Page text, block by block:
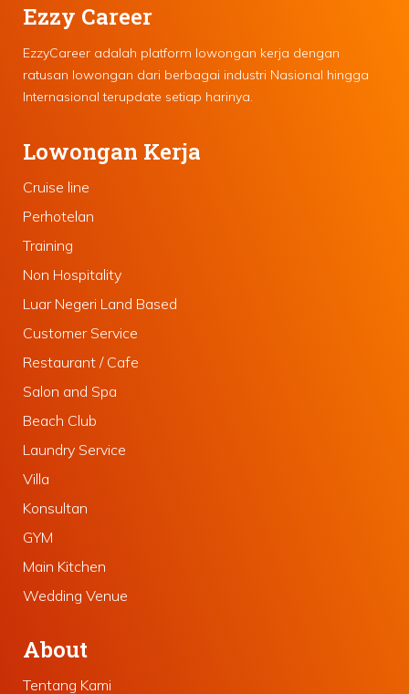
Ezzy Career
EzzyCareer adalah platform lowongan kerja dengan
ratusan lowongan dari berbagai industri Nasional hingga
Internasional terupdate setiap harinya.
Lowongan Kerja
Cruise line
Perhotelan
Training
Non Hospitality
Luar Negeri Land Based
Customer Service
Restaurant / Cafe
Salon and Spa
Beach Club
Laundry Service
Villa
Konsultan
GYM
Main Kitchen
Wedding Venue
About
Tentang Kami